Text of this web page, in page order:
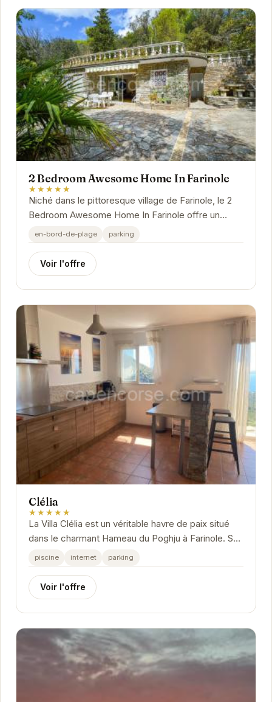
2 Bedroom Awesome Home In Farinole
★★★★★
Niché dans le pittoresque village de Farinole, le 2
Bedroom Awesome Home In Farinole offre un
havre de paix idéal pour les voyageurs en quête
de...
en-bord-de-plage parking
Voir l'offre
Clélia
★★★★★
La Villa Clélia est un véritable havre de paix situé
dans le charmant Hameau du Poghju à Farinole. Son
emplacement privilégié offre un accès...
piscine internet parking
Voir l'offre